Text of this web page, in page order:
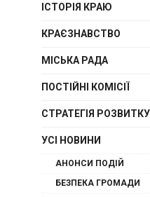
ІСТОРІЯ КРАЮ
КРАЄЗНАВСТВО
МІСЬКА РАДА
ПОСТІЙНІ КОМІСІЇ
СТРАТЕГІЯ
УСІ НОВИНИ
АНОНСИ ПОДІЙ
БЕЗПЕКА ГРОМАДИ